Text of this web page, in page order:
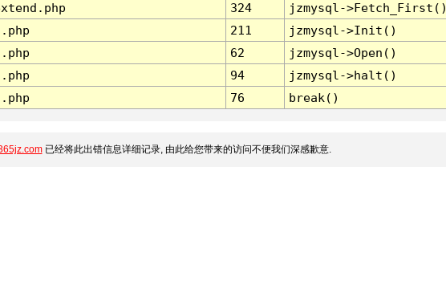
324
jzmysql-
211
jzmysql->Init()
62
jzmysql->Open()
94
jzmysql->halt()
76 break()
已经将此出错信息详细记录, 由此给您带来的访问不便我们深感歉意.